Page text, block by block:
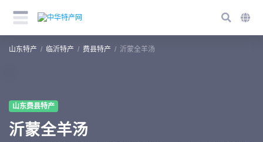
山东特产 临沂特产 费县特产 沂蒙全羊汤
山东费县特产
沂蒙全羊汤